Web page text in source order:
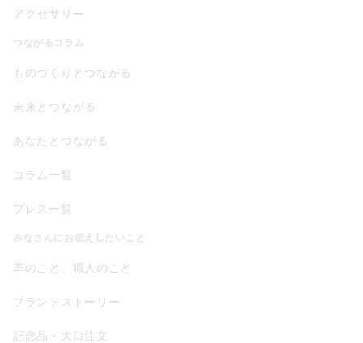
アクセサリー
つながるコラム
ものづくりとつながる
未来とつながる
あなたとつながる
コラム一覧
プレス一覧
みなさんにお伝えしたいこと
革のこと、職人のこと
ブランドストーリー
記念品・大口注文